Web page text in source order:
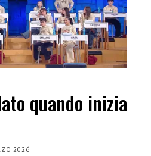
quando inizia
2026